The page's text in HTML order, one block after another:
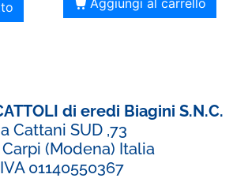
di eredi Biagini S.N.C.
Cattani SUD ,73
Carpi (Modena) Italia
01140550367